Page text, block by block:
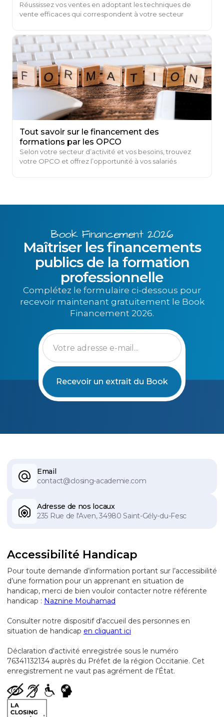
Réussissez vos ventes en adoptant les techniques de
vente efficaces qui correspondent à votre secteur
Tout savoir sur le financement des
formations par les OPCO
Selon votre secteur d’activité et vos besoins, trouvez
votre OPCO et offrez l’opportunité à vos salariés
Book Financement 2026
Maîtriser les financements
publics de la formation
professionnelle
Complétez le formulaire ci-dessous pour
recevoir maintenant gratuitement le Book
Financement 2026.
Email
contact@closing-academie.com
Adresse de nos locaux
235 Rue de l'Aven, 34980 Saint-Gély-du-Fesc
Accessibilité Handicap
Pour toute demande d’information portant sur l’accessibilité
d’une formation pour un apprenant en situation de
handicap, merci de bien vouloir contacter notre référente
handicap : Naznine Mouhamad
Consulter notre dispositif d'accueil des personnes en
situation de handicap en cliquant ici
Déclaration d'activité enregistrée sous le numéro
76341132134 auprès du Préfet de la région Occitanie. Cet
enregistrement ne vaut pas agrément de l'État.